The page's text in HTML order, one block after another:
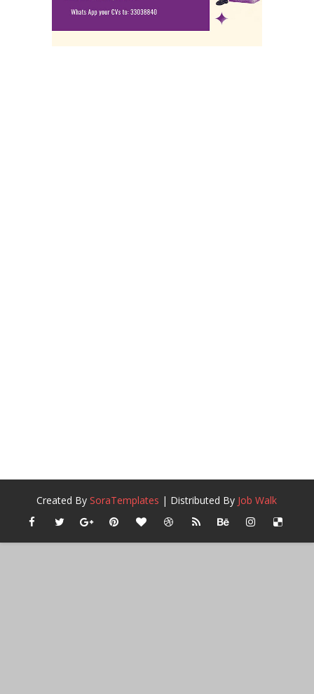
Created BySoraTemplates | Distributed By Job Walk